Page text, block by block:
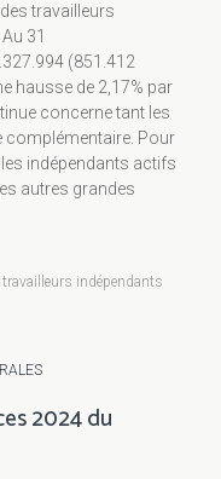
travailleurs
31
(851.412
hausse de 2,17% par
concerne tant les
complémentaire. Pour
indépendants actifs
autres grandes
indépendants
2024 du